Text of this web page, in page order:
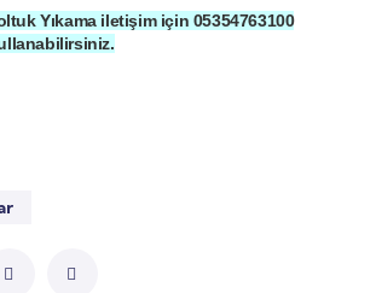
Yıkama iletişim için 05354763100